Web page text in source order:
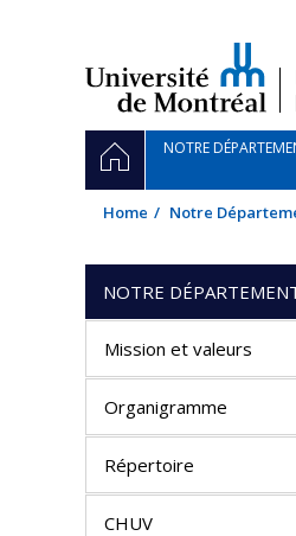
Navigation
principale
HOMENOTRE
Home Notre
NOTRE
Mission et valeurs
Organigramme
Répertoire
CHUV